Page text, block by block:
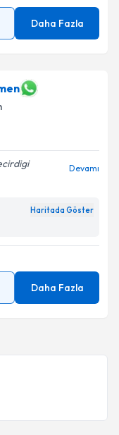
Daha Fazla
Devamı
Haritada Göster
Daha Fazla